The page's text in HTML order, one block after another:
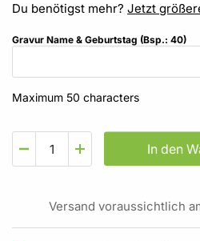
Du benötigst mehr? Jetzt
Gravur Name & Geburtstag (Bsp.: 40)
Maximum 50 characters
In den
Versand voraussichtlich